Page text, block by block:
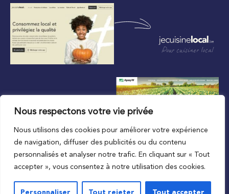
Nous respectons votre vie privée
Nous utilisons des cookies pour améliorer votre expérience
de navigation, diffuser des publicités ou du contenu
personnalisés et analyser notre trafic. En cliquant sur « Tout
accepter », vous consentez à notre utilisation des cookies.
Personnaliser Tout rejeter Tout accepter
Pour cuisiner local
Au plus proche du local